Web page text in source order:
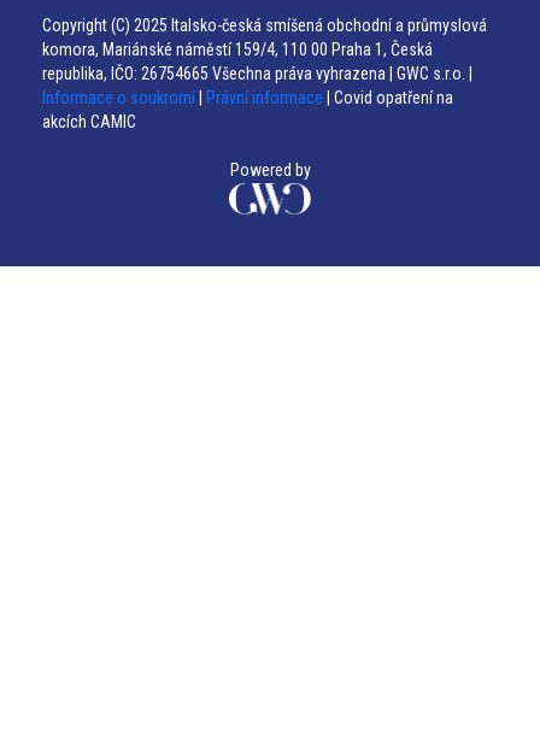
Copyright (C) 2025 Italsko-česká smíšená obchodní a průmyslová
komora, Mariánské náměstí 159/4, 110 00 Praha 1, Česká
republika, IČO: 26754665 Všechna práva vyhrazena | GWC s.r.o. |
Informace o soukromí
Právní informace | Covid opatření na
akcích CAMIC
Powered by